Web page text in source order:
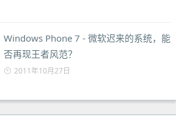
Windows Phone 7 - 微软迟来的系统，能
否再现王者风范？
2011年10月27日